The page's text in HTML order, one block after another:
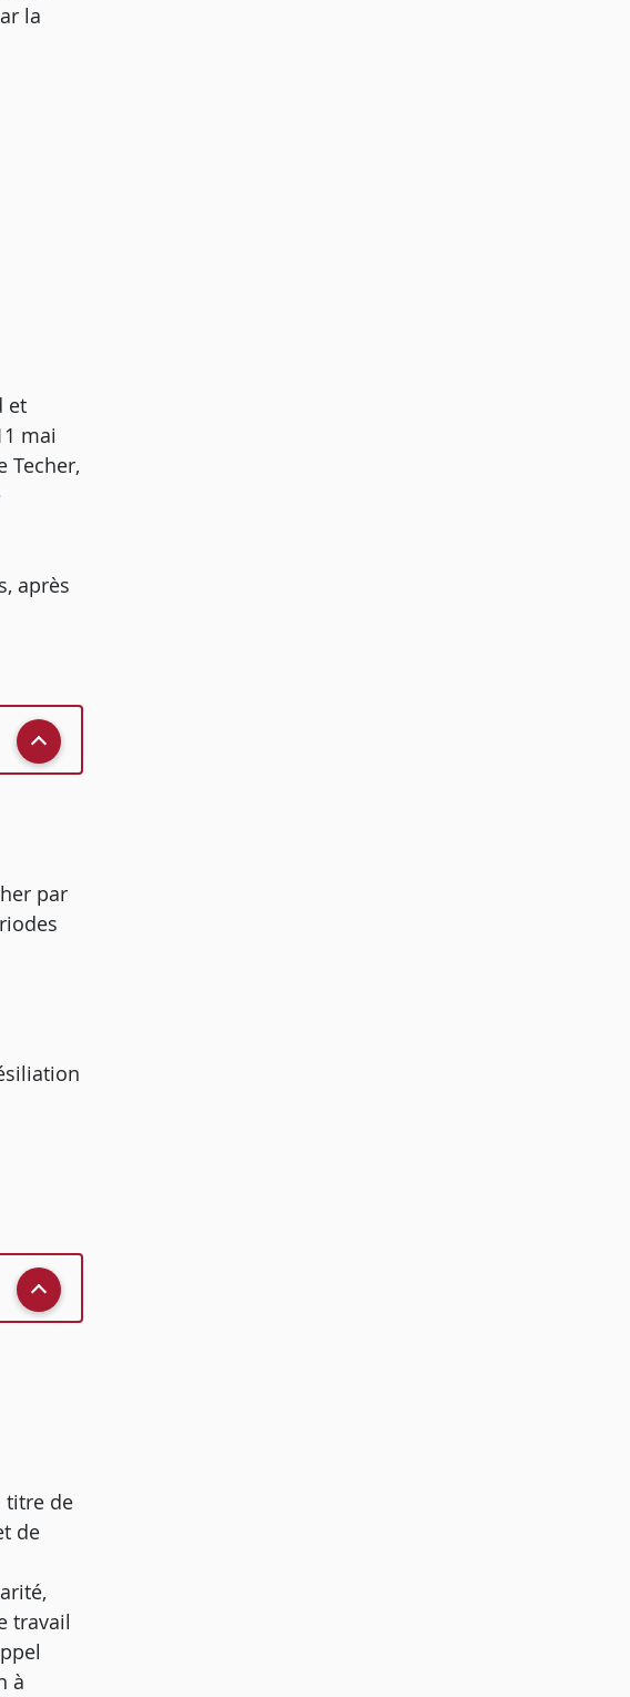
la
et
mai
Techer,
après
par
titre de
de
travail
à